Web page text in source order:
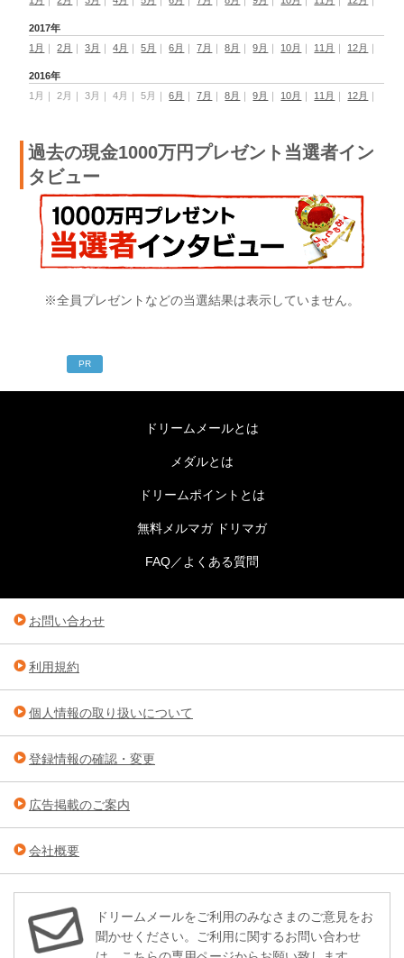
2017年
1月
｜2月 ｜3月 ｜4月 ｜5月 ｜6月 ｜7月 ｜8月 ｜9月 10月 11月 12月
2016年
1月
｜2月 ｜3月 ｜4月 ｜5月 ｜6月 ｜7月 ｜8月 ｜9月 10月 11月 12月
過去の現金1000万円プレゼント当選者イン
タビュー
※全員プレゼントなどの当選結果は表示していません。
PR
ドリームメールとは
メダルとは
ドリームポイントとは
無料メルマガ ドリマガ
FAQ／よくある質問
お問い合わせ
利用規約
個人情報の取り扱いについて
登録情報の確認・変更
広告掲載のご案内
会社概要
ドリームメールをご利用のみなさまのご意見をお
聞かせください。ご利用に関するお問い合わせ